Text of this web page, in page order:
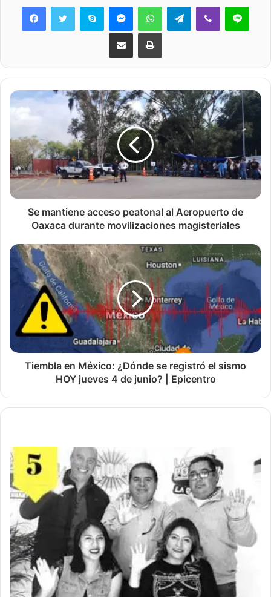
Skype MessengerWhatsAppTelegramViber Line
Share via Email Print
Se mantiene acceso peatonal al Aeropuerto de
Oaxaca durante movilizaciones magisteriales
Tiembla en México: ¿Dónde se registró el sismo
HOY jueves 4 de junio? | Epicentro